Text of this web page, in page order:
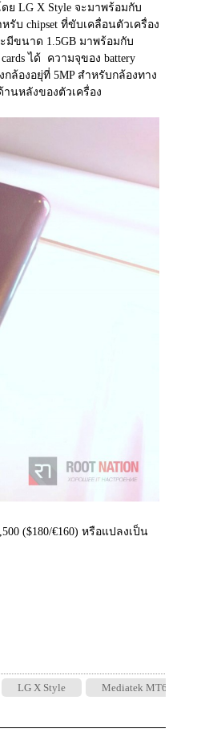
ย LG X Style จะมาพร้อมกับ
บ chipset ที่ขับเคลื่อนตัวเครื่อง
ะมีขนาด 1.5GB มาพร้อมกับ
ได้  ความจุของ battery
ล้องอยุ่ที่ 5MP สำหรับกล้องทาง
นหลังของตัวเครื่อง
($180/€160) หรือแปลงเป็น
LG X Style
Mediatek MT6735